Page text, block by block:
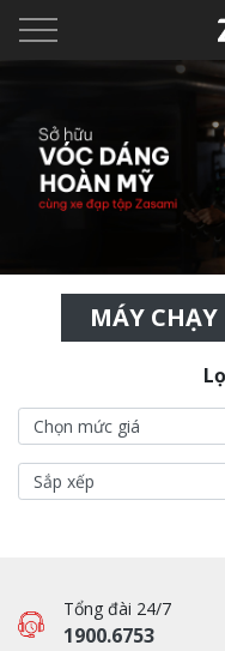
MÁY
Tổng đài 24/7
1900.6753